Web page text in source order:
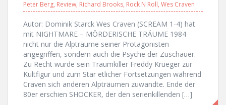
Peter Berg, Review, Richard Brooks, Rock N Roll, Wes Craven
Autor: Dominik Starck Wes Craven (SCREAM 1-4) hat
mit NIGHTMARE – MÖRDERISCHE TRÄUME 1984
nicht nur die Alpträume seiner Protagonisten
angegriffen, sondern auch die Psyche der Zuschauer.
Zu Recht wurde sein Traumkiller Freddy Krueger zur
Kultfigur und zum Star etlicher Fortsetzungen während
Craven sich anderen Alpträumen zuwandte. Ende der
80er erschien SHOCKER, der den serienkillenden […]